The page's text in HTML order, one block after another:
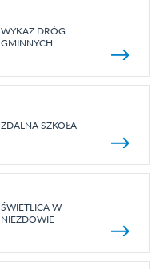
WYKAZ DRÓG
GMINNYCH
ZDALNA SZKOŁA
ŚWIETLICA W
NIEZDOWIE